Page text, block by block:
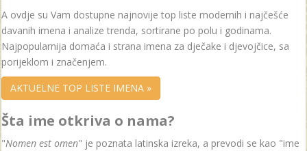
A ovdje su Vam dostupne najnovije top liste modernih i najčešće
davanih imena i analize trenda, sortirane po polu i godinama.
Najpopularnija domaća i strana imena za dječake i djevojčice, sa
porijeklom i značenjem.
AKTUELNE TOP LISTE IMENA »
Šta ime otkriva o nama?
"Nomen est omen" je poznata latinska izreka, a prevodi se kao "ime